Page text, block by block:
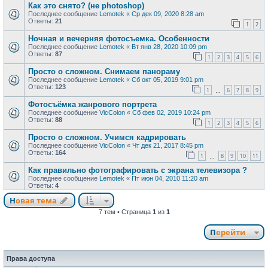
Как это снято? (не photoshop)
Последнее сообщение Lemotek « Ср дек 09, 2020 8:28 am
Ответы: 21 1 2
Ночная и вечерняя фотосъемка. Особенности
Последнее сообщение Lemotek « Вт янв 28, 2020 10:09 pm
Ответы: 87 1 2 3 4 5 6
Просто о сложном. Снимаем панораму
Последнее сообщение Lemotek « Сб окт 05, 2019 9:01 pm
Ответы: 123 1 6 7 8 9
Фотосъёмка жанрового портрета
Последнее сообщение VicColon « Сб фев 02, 2019 10:24 pm
Ответы: 88 1 2 3 4 5 6
Просто о сложном. Учимся кадрировать
Последнее сообщение VicColon « Чт дек 21, 2017 8:45 pm
Ответы: 164 1 8 9 10 11
Как правильно фотографировать с экрана телевизора ?
Последнее сообщение Lemotek « Пт июн 04, 2010 11:20 am
Ответы: 4
Новая тема
Новая тема
7 тем • Страница 1 из 1
Перейти
Права доступа